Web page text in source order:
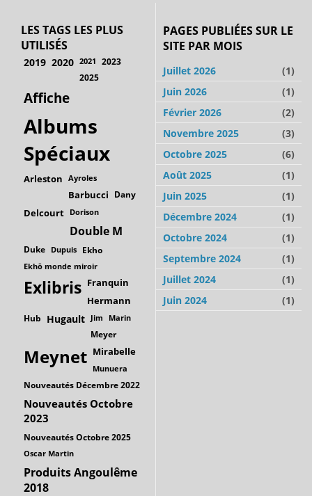
LES TAGS LES PLUS
UTILISÉS
2019 2020 2021 2023
2025
Affiche
Albums
Spéciaux
Arleston Ayroles
Barbucci Dany
Delcourt Dorison
Double M
Duke Dupuis Ekho
Ekhö monde miroir
Exlibris Franquin
Hermann
Hub Hugault Jim Marin
Meyer
Meynet Mirabelle
Munuera
Nouveautés Décembre 2022
Nouveautés Octobre
2023
Nouveautés Octobre 2025
Oscar Martin
Produits Angoulême
2018
PAGES PUBLIÉES SUR LE
SITE PAR MOIS
Juillet 2026
(1)
Juin 2026
(1)
Février 2026
(2)
Novembre 2025
(3)
Octobre 2025
(6)
Août 2025
(1)
Juin 2025
(1)
Décembre 2024
(1)
Octobre 2024
(1)
Septembre 2024
(1)
Juillet 2024
(1)
Juin 2024
(1)